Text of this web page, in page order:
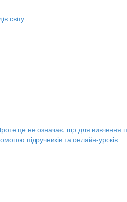
світу
це не означає, що для вивчення
підручників та онлайн-уроків